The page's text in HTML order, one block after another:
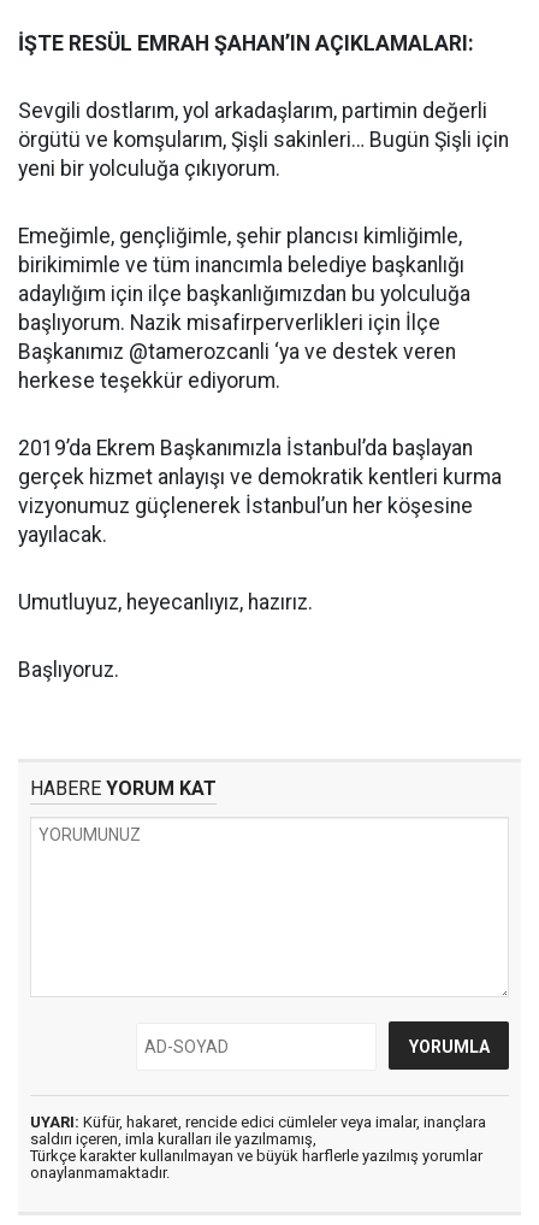
İŞTE RESÜL EMRAH ŞAHAN’IN AÇIKLAMALARI:
Sevgili dostlarım, yol arkadaşlarım, partimin değerli
örgütü ve komşularım, Şişli sakinleri… Bugün Şişli için
yeni bir yolculuğa çıkıyorum.
Emeğimle, gençliğimle, şehir plancısı kimliğimle,
birikimimle ve tüm inancımla belediye başkanlığı
adaylığım için ilçe başkanlığımızdan bu yolculuğa
başlıyorum. Nazik misafirperverlikleri için İlçe
Başkanımız @tamerozcanli ‘ya ve destek veren
herkese teşekkür ediyorum.
2019’da Ekrem Başkanımızla İstanbul’da başlayan
gerçek hizmet anlayışı ve demokratik kentleri kurma
vizyonumuz güçlenerek İstanbul’un her köşesine
yayılacak.
Umutluyuz, heyecanlıyız, hazırız.
Başlıyoruz.
HABERE YORUM KAT
UYARI: Küfür, hakaret, rencide edici cümleler veya imalar, inançlara
saldırı içeren, imla kuralları ile yazılmamış,
Türkçe karakter kullanılmayan ve büyük harflerle yazılmış yorumlar
onaylanmamaktadır.